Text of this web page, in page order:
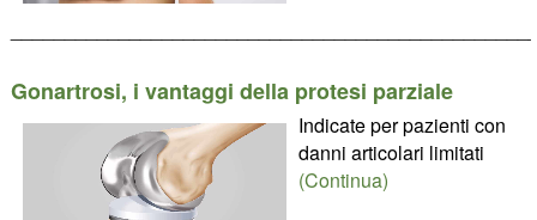
Gonartrosi, i vantaggi della protesi parziale
Indicate per pazienti con
danni articolari limitati
(Continua)